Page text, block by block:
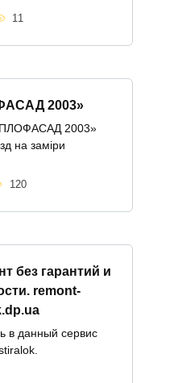
11
2003»
2003»
на заміри
120
без гарантий и
remont-
в данный сервис